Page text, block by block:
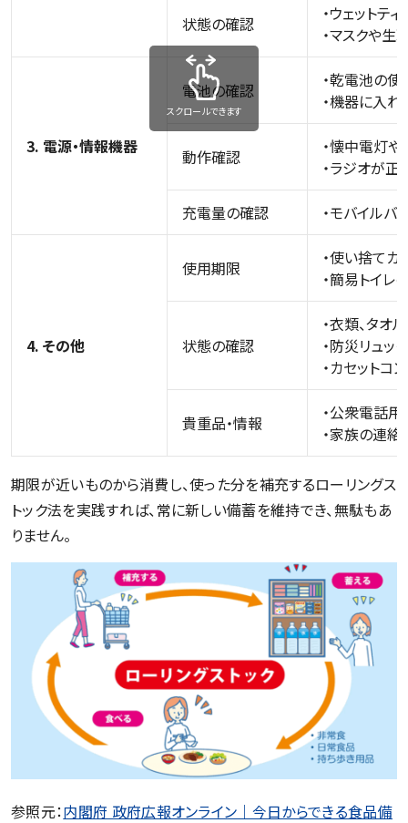
状態の確認
・ウェットテ
・マスクや
3. 電源・情報機器
電池の確認
・乾電池の
・機器に入
動作確認
・懐中電灯
・ラジオが正
充電量の確認 ・モバイル
4. その他
使用期限
・使い捨てカ
・簡易トイレ
状態の確認
・衣類、タオ
・防災リュッ
・カセット
貴重品・情報
・公衆電話用
・家族の連絡
スクロールできます
期限が近いものから消費し、使った分を補充するローリングス
トック法を実践すれば、常に新しい備蓄を維持でき、無駄もあ
りません。
参照元：内閣府 政府広報オンライン｜今日からできる食品備